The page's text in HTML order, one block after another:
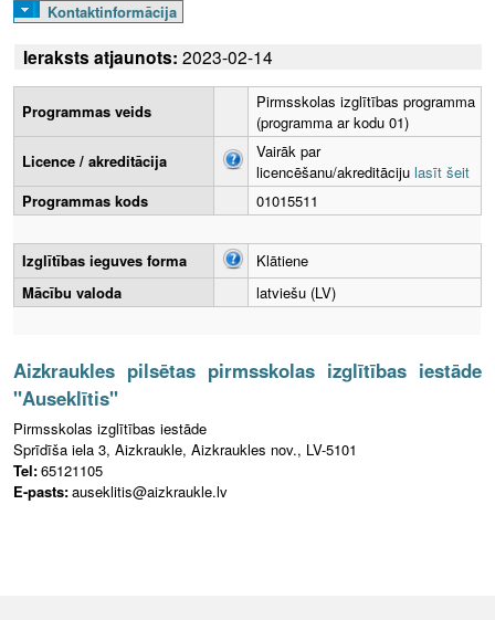
Kontaktinformācija
Ieraksts atjaunots: 2023-02-14
Programmas veids
Pirmsskolas izglītības programma
(programma ar kodu 01)
Licence / akreditācija
Vairāk par
licencēšanu/akreditāciju lasīt šeit
Programmas kods
01015511
Izglītības ieguves forma
Klātiene
Mācību valoda
latviešu (LV)
Aizkraukles pilsētas pirmsskolas izglītības iestāde
"Auseklītis"
Pirmsskolas izglītības iestāde
Sprīdīša iela 3, Aizkraukle, Aizkraukles nov., LV-5101
Tel:65121105
E-pasts:auseklitis@aizkraukle.lv